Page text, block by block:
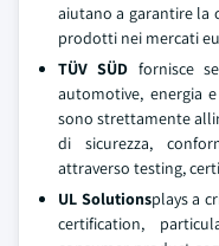
aiutano a garantire la
prodotti nei mercati
TÜV SÜD fornisce
automotive, energia
sono strettamente
di sicurezza,
attraverso testing,
UL Solutionsplays a
certification,